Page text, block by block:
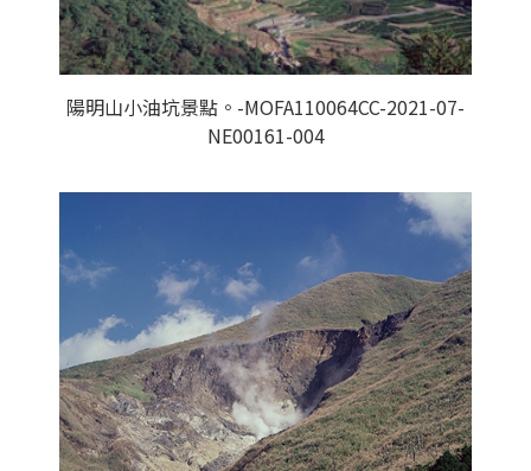
陽明山小油坑景點。-MOFA110064CC-2021-07-
NE00161-004